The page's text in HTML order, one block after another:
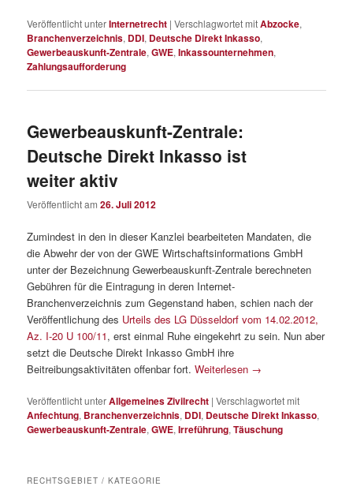
Veröffentlicht unterInternetrecht |Verschlagwortet mitAbzocke,
Branchenverzeichnis, DDI, Deutsche Direkt Inkasso,
Gewerbeauskunft-Zentrale,GWE,Inkassounternehmen,
Zahlungsaufforderung
Gewerbeauskunft-Zentrale:
Deutsche Direkt Inkasso ist
weiter aktiv
Veröffentlicht am26. Juli 2012
Zumindest in den in dieser Kanzlei bearbeiteten Mandaten, die
die Abwehr der von der GWE Wirtschaftsinformations GmbH
unter der Bezeichnung Gewerbeauskunft-Zentrale berechneten
Gebühren für die Eintragung in deren Internet-
Branchenverzeichnis zum Gegenstand haben, schien nach der
Veröffentlichung des Urteils des LG Düsseldorf vom 14.02.2012,
Az. I-20 U 100/11, erst einmal Ruhe eingekehrt zu sein. Nun aber
setzt die Deutsche Direkt Inkasso GmbH ihre
Beitreibungsaktivitäten offenbar fort.Weiterlesen →
Veröffentlicht unterAllgemeines Zivilrecht |Verschlagwortet mit
Anfechtung, Branchenverzeichnis, DDI, Deutsche Direkt Inkasso,
Gewerbeauskunft-Zentrale,GWE,Irreführung,Täuschung
RECHTSGEBIET / KATEGORIE